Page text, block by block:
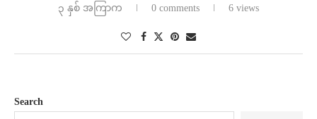
၃ နှစ် အကြာက 0 comments 6 views
Search